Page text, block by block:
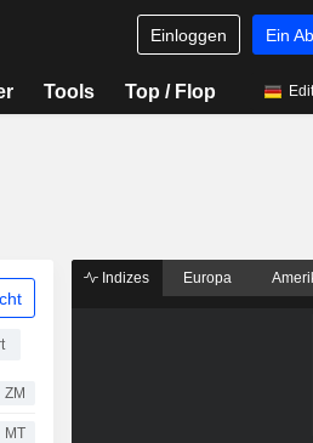
Einloggen Ein
Tools Top / Flop
ZM
MT
Indizes Europa